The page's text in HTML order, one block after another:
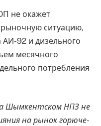
не окажет
рыночную ситуацию,
АИ-92 и дизельного
месячного
потребления
Шымкентском НПЗ не
на рынок горюче-